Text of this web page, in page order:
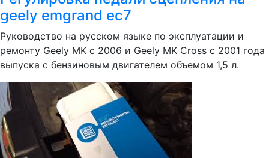
geely emgrand ec7
Руководство на русском языке по эксплуатации и
ремонту Geely MK с 2006 и Geely MK Cross с 2001 года
выпуска с бензиновым двигателем объемом 1,5 л.